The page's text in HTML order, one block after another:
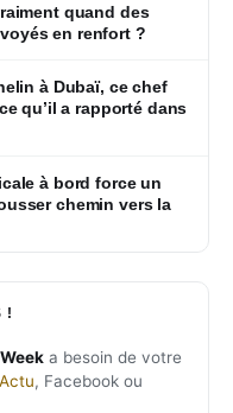
quand des
en renfort ?
à Dubaï, ce chef
qu’il a rapporté dans
à bord force un
chemin vers la
!
a besoin de votre
, Facebook ou